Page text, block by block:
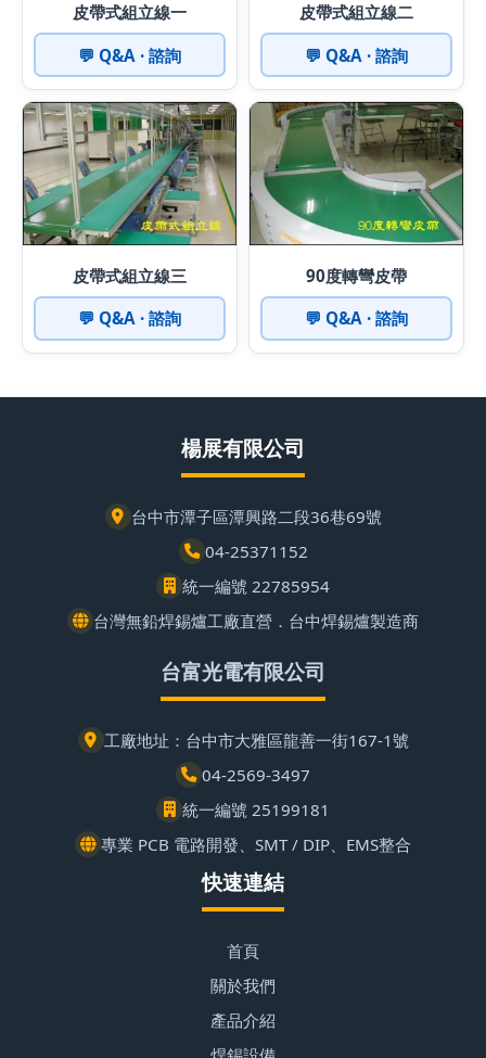
皮帶式組立線一
💬 Q&A · 諮詢
皮帶式組立線二
💬 Q&A · 諮詢
皮帶式組立線三
💬 Q&A · 諮詢
90度轉彎皮帶
💬 Q&A · 諮詢
楊展有限公司
台中市潭子區潭興路二段36巷69號
04-25371152
統一編號 22785954
台灣無鉛焊錫爐工廠直營．台中焊錫爐製造商
台富光電有限公司
工廠地址：台中市大雅區龍善一街167-1號
04-2569-3497
統一編號 25199181
專業 PCB 電路開發、SMT / DIP、EMS整合
快速連結
首頁
關於我們
產品介紹